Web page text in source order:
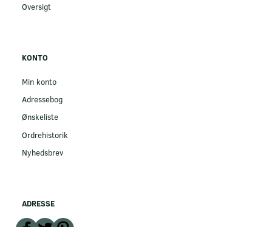
Oversigt
KONTO
Min konto
Adressebog
Ønskeliste
Ordrehistorik
Nyhedsbrev
ADRESSE